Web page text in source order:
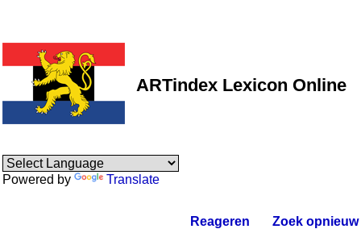
ARTindex Lexicon Online
Powered by Translate
Reageren Zoek opnieuw.